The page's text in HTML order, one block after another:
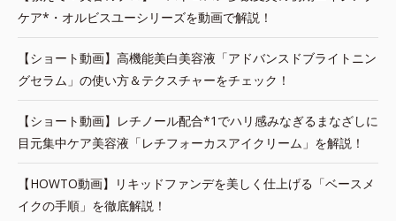
ケア*・オルビスユーシリーズを動画で解説！
【ショート動画】高機能美白美容液「アドバンスドブライトニン
グセラム」の使い方＆テクスチャーをチェック！
【ショート動画】レチノール配合*1でハリ感みなぎるまなざしに
目元集中ケア美容液「レチフォーカスアイクリーム」を解説！
【HOWTO動画】リキッドファンデを美しく仕上げる「ベースメ
イクの手順」を徹底解説！